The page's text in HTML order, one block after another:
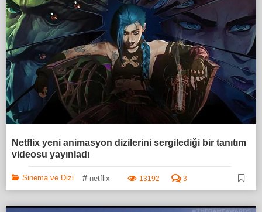
Netflix yeni animasyon dizilerini sergilediği bir tanıtım
videosu yayınladı
Sinema ve Dizi # netflix 13192 3